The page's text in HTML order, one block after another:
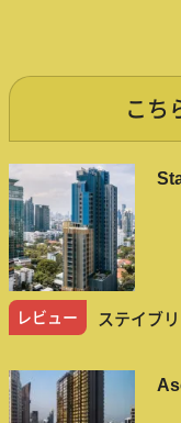
こち
レビュー ステイブ